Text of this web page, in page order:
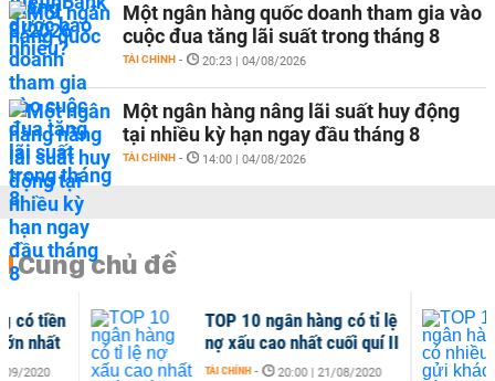
Một ngân hàng quốc doanh tham gia vào
cuộc đua tăng lãi suất trong tháng 8
TÀI CHÍNH - 20:23 | 04/08/2026
Một ngân hàng nâng lãi suất huy động
tại nhiều kỳ hạn ngay đầu tháng 8
TÀI CHÍNH - 14:00 | 04/08/2026
Cùng chủ đề
TOP 10 ngân hàng có tỉ lệ
nợ xấu cao nhất cuối quí II
TÀI CHÍNH - 20:00 | 21/08/2020